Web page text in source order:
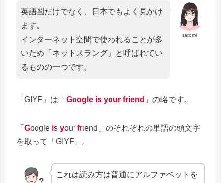
satomi
英語圏だけでなく、日本でもよく見かけ
ます。
インターネット空間で使われることが多
いため「ネットスラング」と呼ばれてい
るものの一つです。
「GIYF」は「 Google is your friend 」の略です。
「 Google is your friend」のそれぞれの単語の頭文字
を取って「GIYF」。
これは読み方は普通にアルファベットを